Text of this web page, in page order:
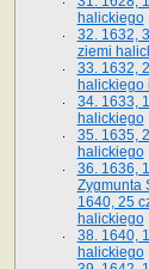
halickiego
32. 1632,
ziemi
33. 1632,
halickiego
34. 1633,
halickiego
35. 1635,
halickiego
36. 1636,
Zygmunta
1640, 25
halickiego
38. 1640,
halickiego